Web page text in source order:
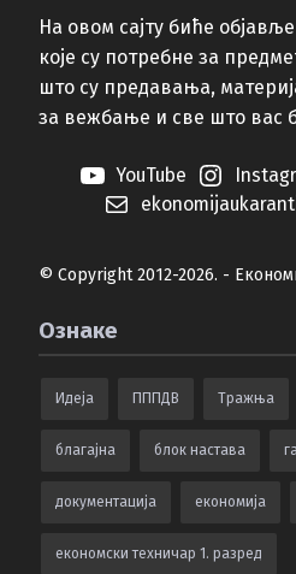
На овом сајту биће
које су потребне за
што су предавања,
за вежбање и све што вас
YouTube
© Copyright 2012-2026. -
Ознаке
Идеја ПППДВ Тражња
благајна блок настава
документација економија
економски техничар 1. разред